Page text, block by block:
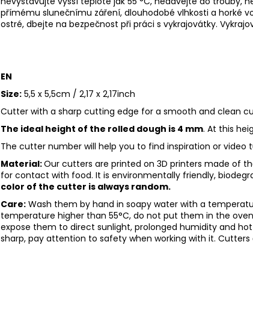
přímému slunečnímu záření, dlouhodobé vlhkosti a horké
ostré, dbejte na bezpečnost při práci s vykrajovátky.
EN
Size: 5,5 x 5,5cm / 2,17 x 2,17inch
Cutter with a sharp cutting edge for a smooth and clean
The ideal height of the rolled dough is 4 mm. At this
The cutter number will help you to find inspiration or video
Material:Our cutters are printed on 3D printers made of
for contact with food. It is environmentally friendly,
color of the cutter is always random.
Care: Wash them by hand in soapy water with a
temperature higher than 55°C, do not put them in the
expose them to direct sunlight, prolonged humidity and
sharp, pay attention to safety when working with it.